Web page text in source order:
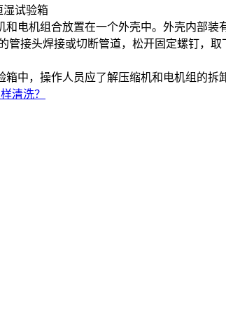
机组合放置在一个外壳中。外壳内部装
接头焊接或切断管道，松开固定螺钉，取
中，操作人员应了解压缩机和电机组的拆
清洗？